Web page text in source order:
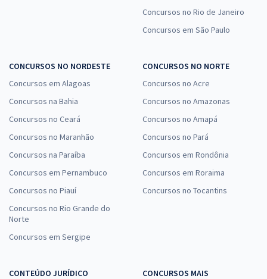
Concursos no Rio de Janeiro
Concursos em São Paulo
CONCURSOS NO NORDESTE
Concursos em Alagoas
Concursos na Bahia
Concursos no Ceará
Concursos no Maranhão
Concursos na Paraíba
Concursos em Pernambuco
Concursos no Piauí
Concursos no Rio Grande do
Norte
Concursos em Sergipe
CONCURSOS NO NORTE
Concursos no Acre
Concursos no Amazonas
Concursos no Amapá
Concursos no Pará
Concursos em Rondônia
Concursos em Roraima
Concursos no Tocantins
CONTEÚDO JURÍDICO
CONCURSOS MAIS